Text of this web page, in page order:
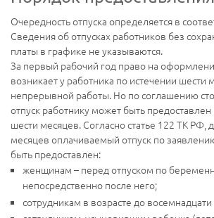
Очередность отпуска определяется в
Сведения об отпусках работников без
платы в графике не указываются.
За первый рабочий год право на
возникает у работника по истечении шести
непрерывной работы. Но по соглашению
отпуск работнику может быть предоставлен
шести месяцев. Согласно статье 122 ТК РФ,
месяцев оплачиваемый отпуск по
быть предоставлен:
женщинам – перед отпуском по
непосредственно после него;
сотрудникам в возрасте до восемнадцати